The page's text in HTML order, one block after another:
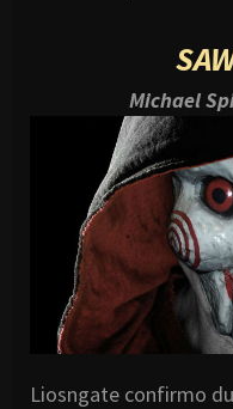
Michael
Liosngate confirmo